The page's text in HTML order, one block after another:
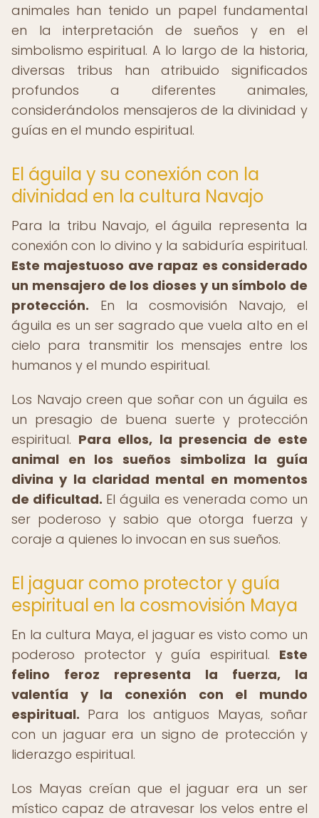
animales han tenido un papel fundamental
en la interpretación de sueños y en el
simbolismo espiritual. A lo largo de la historia,
diversas tribus han atribuido significados
profundos a diferentes animales,
considerándolos mensajeros de la divinidad y
guías en el mundo espiritual.
El águila y su conexión con la
divinidad en la cultura Navajo
Para la tribu Navajo, el águila representa la
conexión con lo divino y la sabiduría espiritual.
Este majestuoso ave rapaz es considerado
un mensajero de los dioses y un símbolo de
protección. En la cosmovisión Navajo, el
águila es un ser sagrado que vuela alto en el
cielo para transmitir los mensajes entre los
humanos y el mundo espiritual.
Los Navajo creen que soñar con un águila es
un presagio de buena suerte y protección
espiritual. Para ellos, la presencia de este
animal en los sueños simboliza la guía
divina y la claridad mental en momentos
de dificultad. El águila es venerada como un
ser poderoso y sabio que otorga fuerza y
coraje a quienes lo invocan en sus sueños.
El jaguar como protector y guía
espiritual en la cosmovisión Maya
En la cultura Maya, el jaguar es visto como un
poderoso protector y guía espiritual. Este
felino feroz representa la fuerza, la
valentía y la conexión con el mundo
espiritual. Para los antiguos Mayas, soñar
con un jaguar era un signo de protección y
liderazgo espiritual.
Los Mayas creían que el jaguar era un ser
místico capaz de atravesar los velos entre el